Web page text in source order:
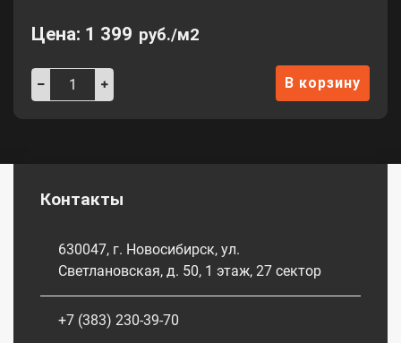
Цена: 1 399 руб./м2
В корзину
Контакты
630047, г. Новосибирск, ул.
Светлановская, д. 50, 1 этаж, 27 сектор
+7 (383) 230-39-70